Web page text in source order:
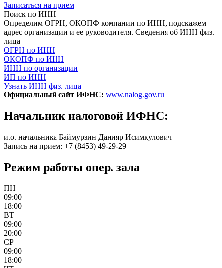
Записаться на прием
Поиск по ИНН
Определим ОГРН, ОКОПФ компании по ИНН, подскажем
адрес организации и ее руководителя. Сведения об ИНН физ.
лица
ОГРН по ИНН
ОКОПФ по ИНН
ИНН по организации
ИП по ИНН
Узнать ИНН физ. лица
Официальный сайт ИФНС: www.nalog.gov.ru
Начальник налоговой ИФНС:
и.о. начальника Баймурзин Данияр Исимкулович
Запись на прием: +7 (8453) 49-29-29
Режим работы опер. зала
ПН
09:00
18:00
ВТ
09:00
20:00
СР
09:00
18:00